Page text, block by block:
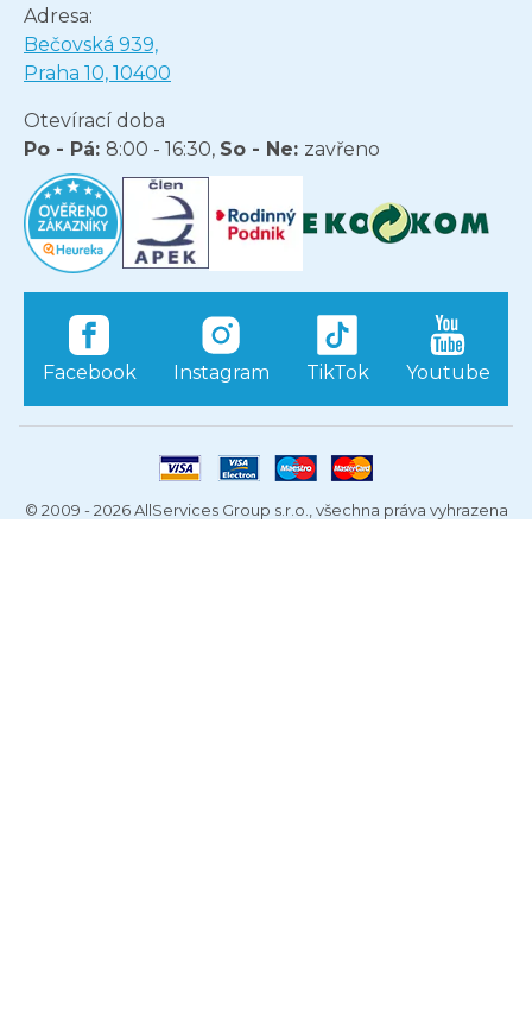
Adresa:
Bečovská 939,
Praha 10, 10400
Otevírací doba
Po - Pá: 8:00 - 16:30, So - Ne: zavřeno
Facebook Instagram TikTok Youtube
© 2009 - 2026 AllServices Group s.r.o., všechna práva vyhrazena